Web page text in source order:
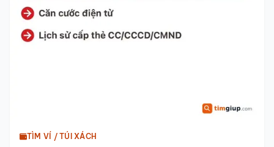
TÌM VÍ / TÚI XÁCH